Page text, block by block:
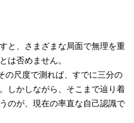
と、さまざまな局面で無理を重
は否めません。
の尺度で測れば、すでに三分の
しかしながら、そこまで辿り着
のが、現在の率直な自己認識で